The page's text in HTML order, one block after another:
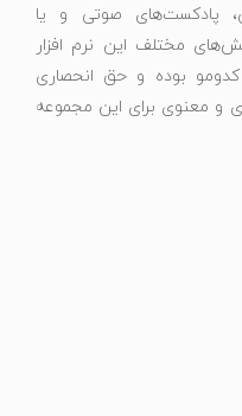
پادکست‌های صوتی و یا
مختلف این نرم افزار
بوده و حق انحصاری
و معنوی برای این مجموعه